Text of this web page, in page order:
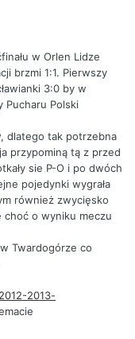
w Orlen Lidze
brzmi 1:1. Pierwszy
3:0 by w
Pucharu Polski
dlatego tak potrzebna
przypominą tą z przed
sie P-O i po dwóch
pojedynki wygrała
również zwycięsko
choć o wyniku meczu
Twardogórze co
2013-